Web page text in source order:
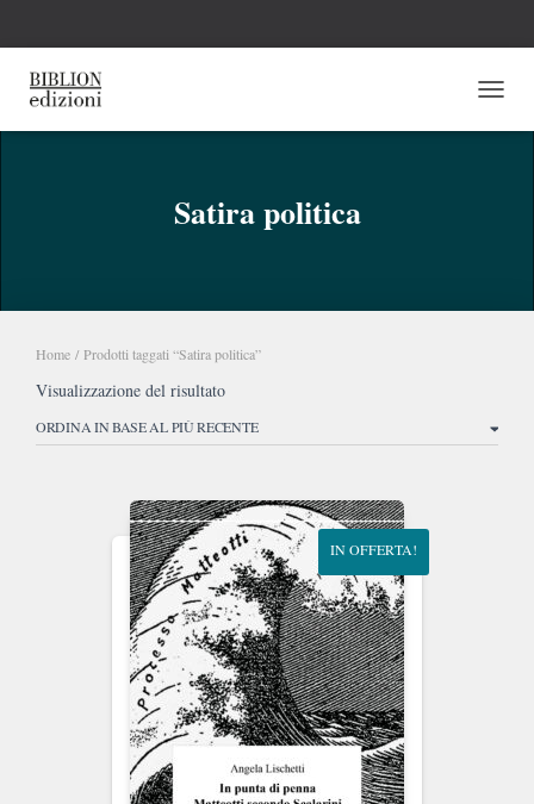
Satira politica
Home / Prodotti taggati “Satira politica”
Visualizzazione del risultato
IN OFFERTA!